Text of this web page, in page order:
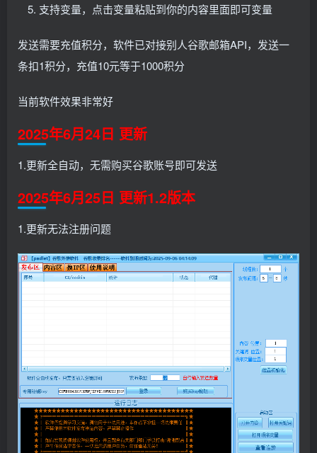
支持变量，点击变量粘贴到你的内容里面即可变量
发送需要充值积分，软件已对接别人谷歌邮箱API，发送一
条扣1积分，充值10元等于1000积分
当前软件效果非常好
2025年6月24日 更新
1.更新全自动，无需购买谷歌账号即可发送
2025年6月25日 更新1.2版本
1.更新无法注册问题